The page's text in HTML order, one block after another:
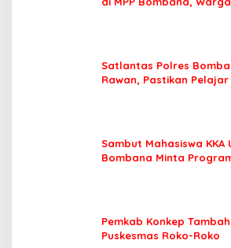
Satlantas Polres
Rawan, Pastikan
Sambut Mahasiswa KKA
Bombana Minta
Pemkab Konkep
Puskesmas Roko-Roko